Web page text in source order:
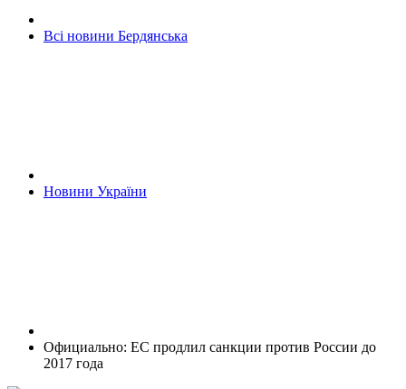
Всі новини Бердянська
Новини України
Официально: ЕС продлил санкции против России до
2017 года